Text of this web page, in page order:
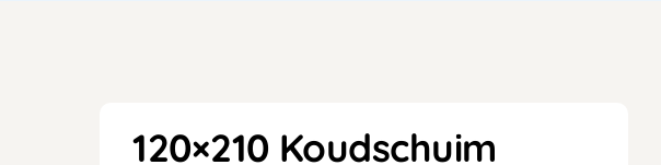
120×210 Koudschuim